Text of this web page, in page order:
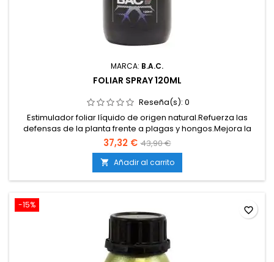
MARCA: B.A.C.
FOLIAR SPRAY 120ML
Reseña(s): 0
Estimulador foliar líquido de origen natural.Refuerza las
defensas de la planta frente a plagas y hongos.Mejora la
vitalidad y resistencia general del cultivo.Efecto rápido
gracias a su aplicación directa sobre las hojas.Apto para
cultivos en tierra, coco e hidroponía.
37,32 € 43,90 €
 Añadir al carrito
-15% favorite_border